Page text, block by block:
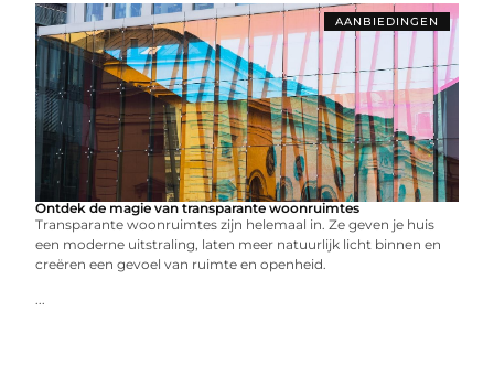
AANBIEDINGEN
Ontdek de magie van transparante woonruimtes
Transparante woonruimtes zijn helemaal in. Ze geven je huis
een moderne uitstraling, laten meer natuurlijk licht binnen en
creëren een gevoel van ruimte en openheid.
...